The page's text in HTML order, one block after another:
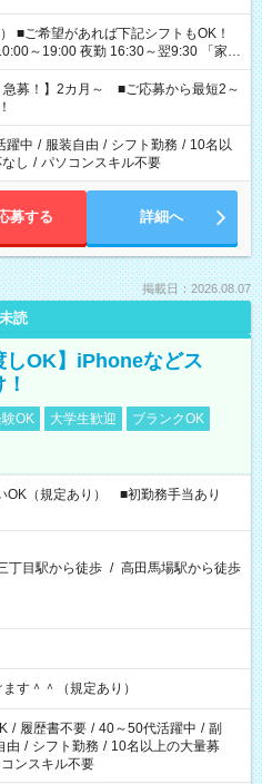
！
～19:00 夜勤 16:30～翌9:30 「家族
余裕を持って夕飯の準備がしたい」
ない」 など、ご希望を教えてください
務時間。 合計で週40時間を超える場
急募！】2カ月～ ■ご応募から最短2～
躍中 / 服装自由 / シフト勤務 / 10名以
し / パソコンスキル不要
募する 詳細へ
掲載日：2026.08.07
未読
しOK】iPhoneなどス
OK 大学生歓迎
ブランクOK
（規定あり） ■初勤務手当あり
丁目駅から徒歩 / 高田馬場駅から徒歩
す＾＾（規定あり）
/ 履歴書不要 / 40～50代活躍中 / 副
由 / シフト勤務 / 10名以上の大量募
ンスキル不要